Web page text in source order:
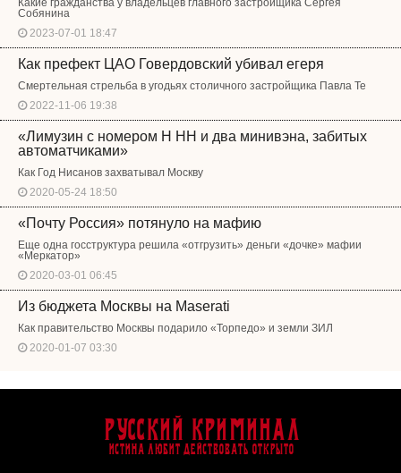
Какие гражданства у владельцев главного застройщика Сергея
Собянина
2023-07-01 18:47
Как префект ЦАО Говердовский убивал егеря
Смертельная стрельба в угодьях столичного застройщика Павла Те
2022-11-06 19:38
«Лимузин с номером Н НН и два минивэна, забитых
автоматчиками»
Как Год Нисанов захватывал Москву
2020-05-24 18:50
«Почту Россия» потянуло на мафию
Еще одна госструктура решила «отгрузить» деньги «дочке» мафии
«Меркатор»
2020-03-01 06:45
Из бюджета Москвы на Maserati
Как правительство Москвы подарило «Торпедо» и земли ЗИЛ
2020-01-07 03:30
Русский Криминал
Истина любит действовать открыто